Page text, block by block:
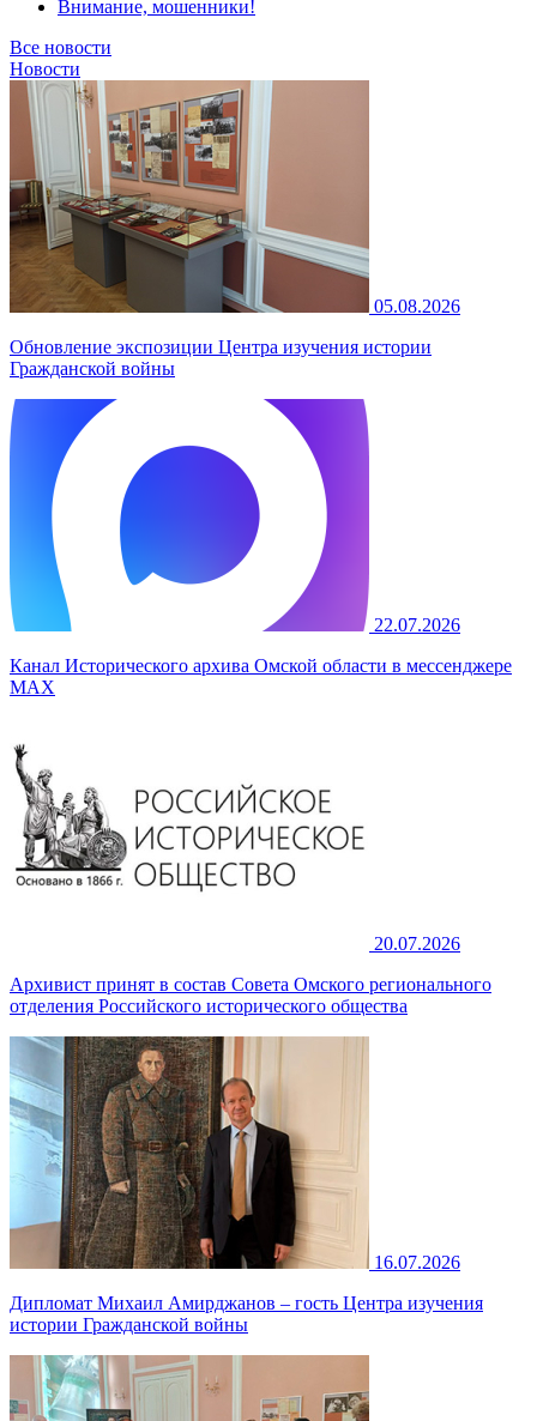
Внимание, мошенники!
Все новости
Новости
05.08.2026
Обновление экспозиции Центра изучения истории
Гражданской войны
22.07.2026
Канал Исторического архива Омской области в мессенджере
MAX
20.07.2026
Архивист принят в состав Совета Омского регионального
отделения Российского исторического общества
16.07.2026
Дипломат Михаил Амирджанов – гость Центра изучения
истории Гражданской войны